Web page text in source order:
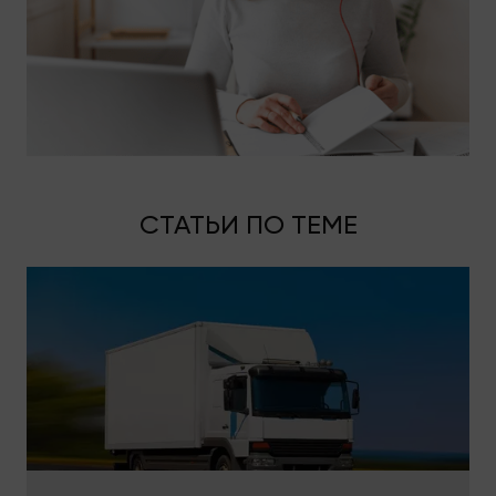
Автомобиль оснащен двумя местами для
пассажиров. Внутри машина имеет проверенные
крепежные системы для надежной фиксации
любых предметов. Если у вас остались вопросы
по поводу этого грузового авто, обращайтесь.
Будем готовы ответить на каждый и
Специализированный
груза и демократичная стоимость перевозки
грузов, помните, что у нас в собственном
автопарке есть разные пятитонники под любые
запросы: каркасная пластиковая или
металлическая будка, тент и даже гидроборт,
куда можно грузить габаритную технику с
холодильным оборудованием, паллетированные
СТАТЬИ ПО ТЕМЕ